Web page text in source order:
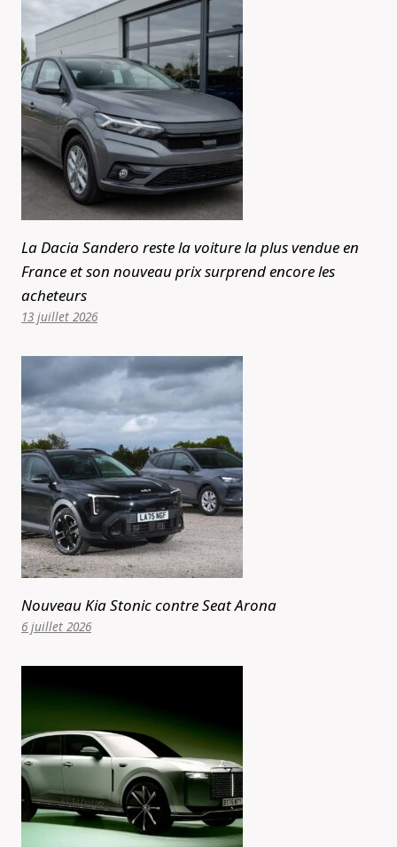
La Dacia Sandero reste la voiture la plus vendue en
France et son nouveau prix surprend encore les
acheteurs
13 juillet 2026
Nouveau Kia Stonic contre Seat Arona
6 juillet 2026